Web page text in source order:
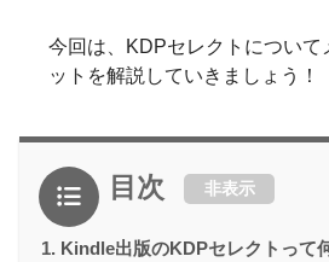
今回は、KDPセレクトについて
ットを解説していきましょう！
目次 非表示
Kindle出版のKDPセレクトって